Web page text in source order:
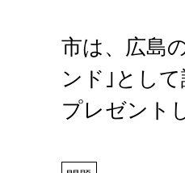
市は、広島
ンド｣とし
プレゼント